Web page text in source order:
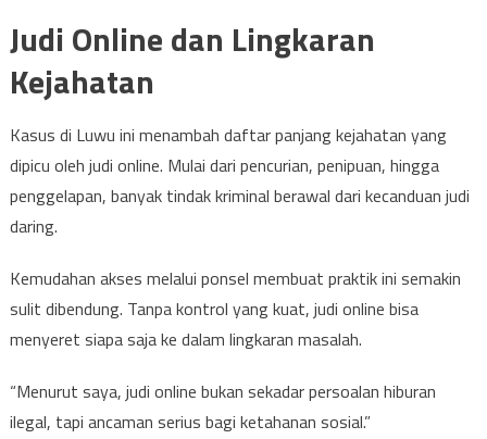
Judi Online dan Lingkaran
Kejahatan
Kasus di Luwu ini menambah daftar panjang kejahatan yang
dipicu oleh judi online. Mulai dari pencurian, penipuan, hingga
penggelapan, banyak tindak kriminal berawal dari kecanduan judi
daring.
Kemudahan akses melalui ponsel membuat praktik ini semakin
sulit dibendung. Tanpa kontrol yang kuat, judi online bisa
menyeret siapa saja ke dalam lingkaran masalah.
“Menurut saya, judi online bukan sekadar persoalan hiburan
ilegal, tapi ancaman serius bagi ketahanan sosial.”